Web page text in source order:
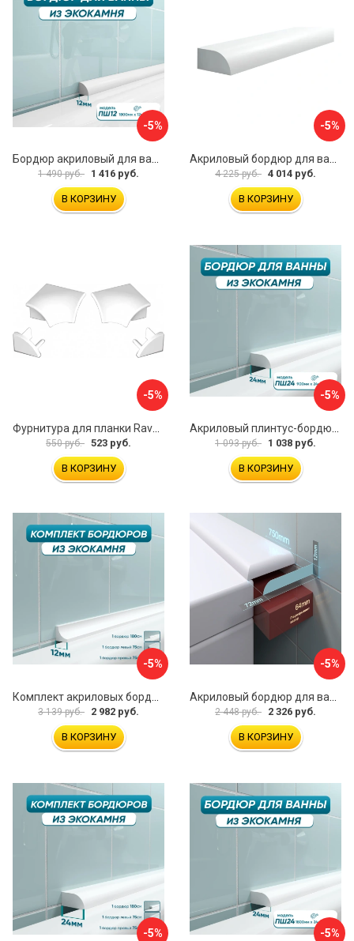
-5%
1 490 руб. 1 416 руб.
В КОРЗИНУ
-5%
4 225 руб. 4 014 руб.
В КОРЗИНУ
-5%
550 руб. 523 руб.
В КОРЗИНУ
-5%
1 093 руб. 1 038 руб.
В КОРЗИНУ
-5%
Комплект акриловых бордюров для ванной BNV ГЛ12 4603312129467
3 139 руб. 2 982 руб.
В КОРЗИНУ
-5%
Акриловый бордюр для ванны BNV 4603312129177
2 448 руб. 2 326 руб.
В КОРЗИНУ
-5% -5%